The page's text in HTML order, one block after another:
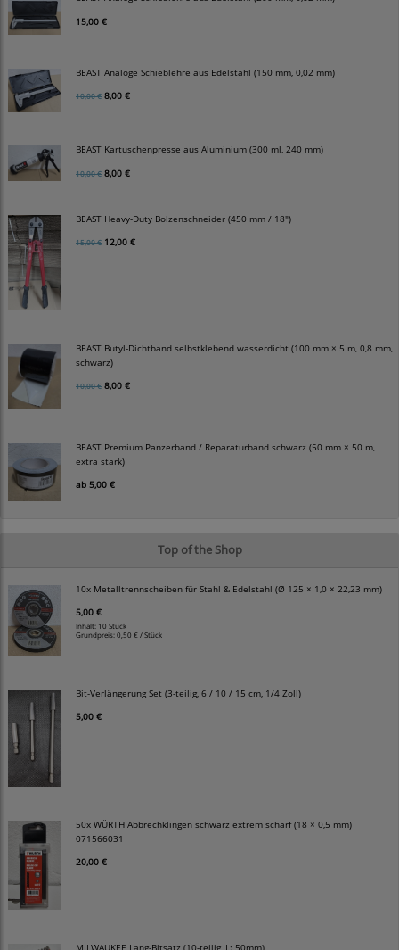
15,00 €
BEAST Analoge Schieblehre aus Edelstahl (150 mm, 0,02 mm)
10,00 € 8,00 €
BEAST Kartuschenpresse aus Aluminium (300 ml, 240 mm)
10,00 € 8,00 €
BEAST Heavy-Duty Bolzenschneider (450 mm / 18")
15,00 € 12,00 €
BEAST Butyl-Dichtband selbstklebend wasserdicht (100 mm × 5 m, 0,8 mm,
schwarz)
10,00 € 8,00 €
BEAST Premium Panzerband / Reparaturband schwarz (50 mm × 50 m,
extra stark)
ab 5,00 €
Top of the Shop
10x Metalltrennscheiben für Stahl & Edelstahl (Ø 125 × 1,0 × 22,23 mm)
5,00 €
Inhalt: 10 Stück
Grundpreis:0,50 € / Stück
Bit-Verlängerung Set (3-teilig, 6 / 10 / 15 cm, 1/4 Zoll)
5,00 €
50x WÜRTH Abbrechklingen schwarz extrem scharf (18 × 0,5 mm)
071566031
20,00 €
MILWAUKEE Lang-Bitsatz (10-teilig, L: 50mm)